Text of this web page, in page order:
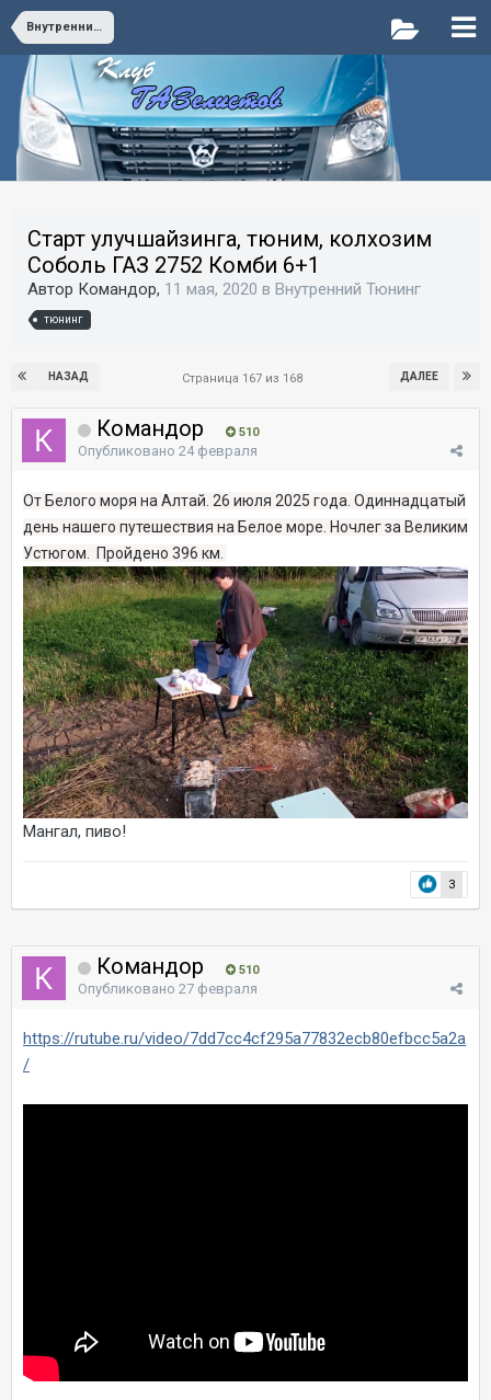
Внутренний Тюнинг
Старт улучшайзинга, тюним, колхозим
Соболь ГАЗ 2752 Комби 6+1
Автор Командор, 11 мая, 2020 в Внутренний Тюнинг
тюнинг
НАЗАД ДАЛЕЕ
Страница 167 из 168
Командор 510
Опубликовано 24 февраля
От Белого моря на Алтай. 26 июля 2025 года. Одиннадцатый
день нашего путешествия на Белое море. Ночлег за Великим
Устюгом. Пройдено 396 км.
Мангал, пиво!
3
Командор 510
Опубликовано 27 февраля
https://rutube.ru/video/7dd7cc4cf295a77832ecb80efbcc5a2a
/